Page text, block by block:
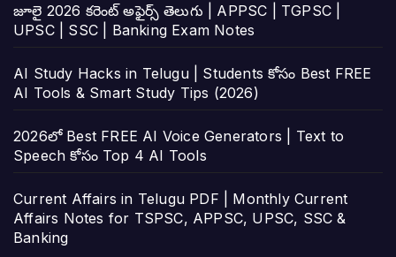
జూలై 2026 కరెంట్ అఫైర్స్ తెలుగు | APPSC | TGPSC |
UPSC | SSC | Banking Exam Notes
AI Study Hacks in Telugu | Students కోసం Best FREE
AI Tools & Smart Study Tips (2026)
2026లో Best FREE AI Voice Generators | Text to
Speech కోసం Top 4 AI Tools
Current Affairs in Telugu PDF | Monthly Current
Affairs Notes for TSPSC, APPSC, UPSC, SSC &
Banking